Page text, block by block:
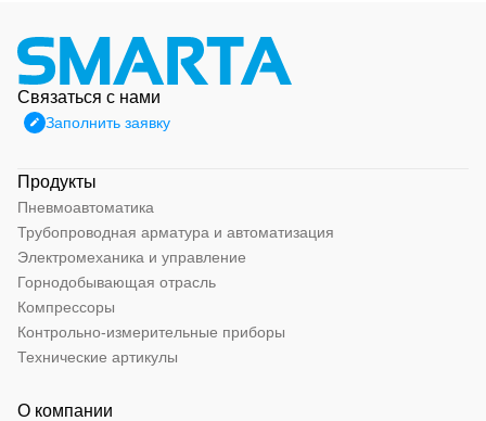
Связаться с нами
Заполнить заявку
Продукты
Пневмоавтоматика
Трубопроводная арматура и автоматизация
Электромеханика и управление
Горнодобывающая отрасль
Компрессоры
Контрольно-измерительные приборы
Технические артикулы
О компании